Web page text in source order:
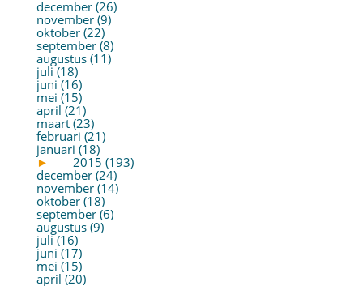
december (26)
november (9)
oktober (22)
september (8)
augustus (11)
juli (18)
juni (16)
mei (15)
april (21)
maart (23)
februari (21)
januari (18)
►
2015 (193)
december (24)
november (14)
oktober (18)
september (6)
augustus (9)
juli (16)
juni (17)
mei (15)
april (20)